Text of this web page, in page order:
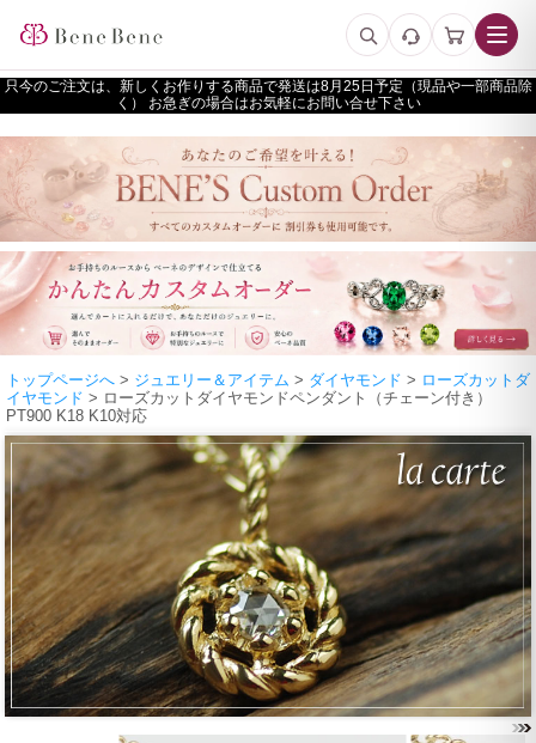
只今のご注文は、新しくお作りする商品で発送は
予定（現品や一部商品除
く） お急ぎの場合はお気軽にお問い合せ下さい
トップページへ > ジュエリー＆アイテム > ダイヤモンド > ローズカットダ
イヤモンド > ローズカットダイヤモンドペンダント（チェーン付き）
PT900 K18 K10対応